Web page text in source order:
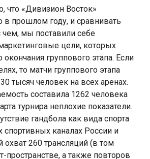
что «Дивизион Восток»
в прошлом году, и сравнивать
мы поставили себе
цели, которых
группового этапа. Если
то матчи группового этапа
тысяч человек на всех аренах.
составила 1262 человека
турнира неплохие показатели.
гандбола как вида спорта
каналах России и
охват 260 трансляций (в том
пространстве, а также повторов